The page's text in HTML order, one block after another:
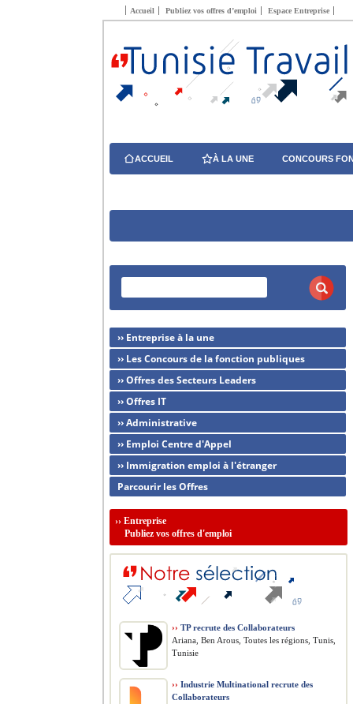
Accueil Publiez vos offres d’emploi Espace Entreprise
ACCUEIL À LA UNE CONCOURS
›› Entreprise à la une
›› Les Concours de la fonction publiques
›› Offres des Secteurs Leaders
›› Offres IT
›› Administrative
›› Emploi Centre d'Appel
›› Immigration emploi à l'étranger
Parcourir les Offres
›› Entreprise
Publiez vos offres d'emploi
›› TP recrute des Collaborateurs
Ariana, Ben Arous, Toutes les régions, Tunis,
Tunisie
›› Industrie Multinational recrute des
Collaborateurs